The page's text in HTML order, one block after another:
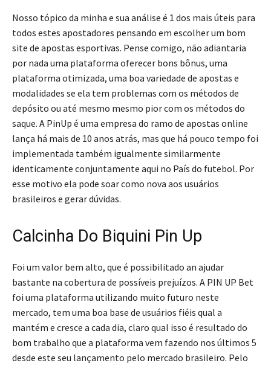
Nosso tópico da minha e sua análise é 1 dos mais úteis para
todos estes apostadores pensando em escolher um bom
site de apostas esportivas. Pense comigo, não adiantaria
por nada uma plataforma oferecer bons bônus, uma
plataforma otimizada, uma boa variedade de apostas e
modalidades se ela tem problemas com os métodos de
depósito ou até mesmo mesmo pior com os métodos do
saque. A PinUp é uma empresa do ramo de apostas online
lança há mais de 10 anos atrás, mas que há pouco tempo foi
implementada também igualmente similarmente
identicamente conjuntamente aqui no País do futebol. Por
esse motivo ela pode soar como nova aos usuários
brasileiros e gerar dúvidas.
Calcinha Do Biquini Pin Up
Foi um valor bem alto, que é possibilitado an ajudar
bastante na cobertura de possíveis prejuízos. A PIN UP Bet
foi uma plataforma utilizando muito futuro neste
mercado, tem uma boa base de usuários fiéis qual a
mantém e cresce a cada dia, claro qual isso é resultado do
bom trabalho que a plataforma vem fazendo nos últimos 5
desde este seu lançamento pelo mercado brasileiro. Pelo